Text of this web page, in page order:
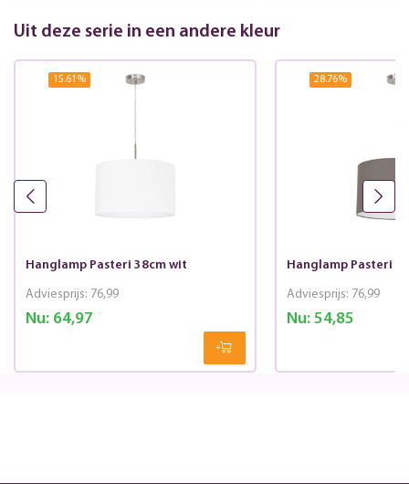
Uit deze serie in een andere kleur
15.61 %
Hanglamp Pasteri 38cm wit
Nu:64,97
Adviesprijs: 76,99
28.76%
Hanglamp Pasteri
Nu:54,85
Adviesprijs: 76,99